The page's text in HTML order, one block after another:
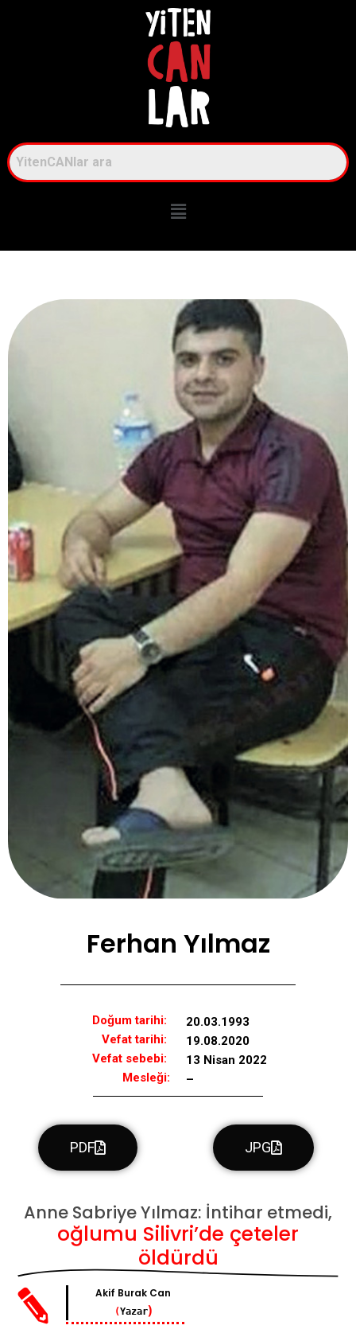
Ferhan Yılmaz
Doğum tarihi:
Vefat tarihi:
Vefat sebebi:
Mesleği:
20.03.1993
19.08.2020
13 Nisan 2022
–
PDF JPG
Anne Sabriye Yılmaz: İntihar etmedi,
oğlumu Silivri’de çeteler
öldürdü
Akif Burak Can
(Yazar)